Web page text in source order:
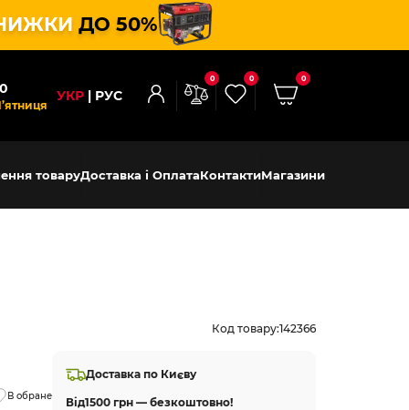
ДО 50%
УКР РУС
0 0 0
товаруДоставка і ОплатаКонтактиМагазини
Код товару:142366
В обране
Доставка по Києву
Від1500 грн — безкоштовно!